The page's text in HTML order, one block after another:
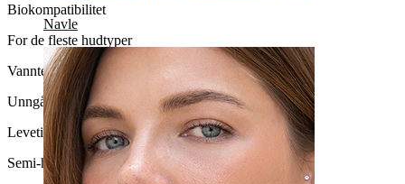
Navle
Biokompatibilitet
For de fleste hudtyper
Vanntett
Unngå vann
Levetid
Semi-holdbar